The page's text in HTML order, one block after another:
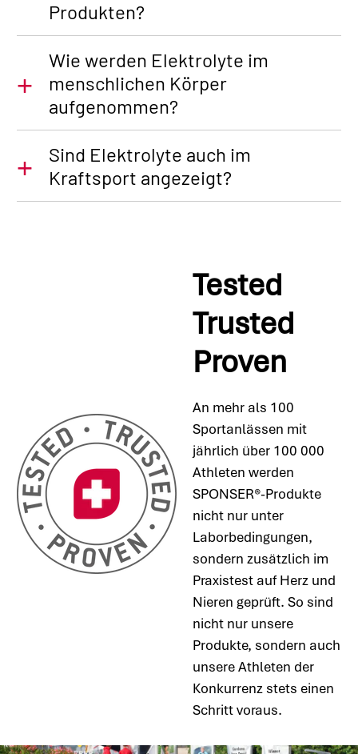
Produkten?
Wie werden Elektrolyte im
menschlichen Körper
aufgenommen?
Sind Elektrolyte auch im
Kraftsport angezeigt?
Tested
Trusted
Proven
An mehr als 100
Sportanlässen mit
jährlich über 100 000
Athleten werden
SPONSER®-Produkte
nicht nur unter
Laborbedingungen,
sondern zusätzlich im
Praxistest auf Herz und
Nieren geprüft. So sind
nicht nur unsere
Produkte, sondern auch
unsere Athleten der
Konkurrenz stets einen
Schritt voraus.